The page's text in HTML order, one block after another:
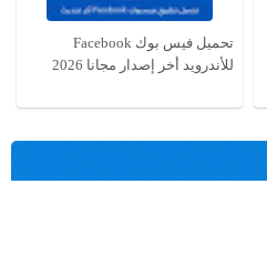
تحميل فيس بوك Facebook
للأندرويد أخر إصدار مجانا 2026